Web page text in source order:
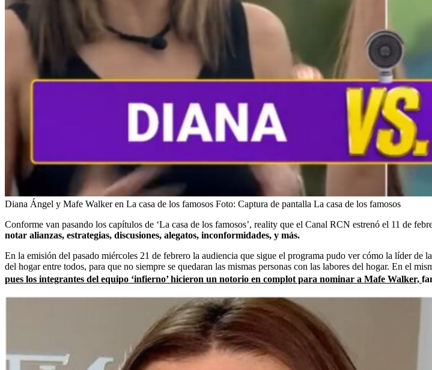
Diana Ángel y Mafe Walker en La casa de los famosos Foto: Captura de pantalla La casa de los famosos
Conforme van pasando los capítulos de ‘La casa de los famosos’, reality que el Canal RCN estrenó el 11 de
notar alianzas, estrategias, discusiones, alegatos, inconformidades, y más.
En la emisión del pasado miércoles 21 de febrero la audiencia que sigue el programa pudo ver cómo la líder
del hogar entre todos, para que no siempre se quedaran las mismas personas con las labores del hogar. En el
pues los integrantes del equipo ‘infierno’ hicieron un notorio en complot para nominar a Mafe Walker,